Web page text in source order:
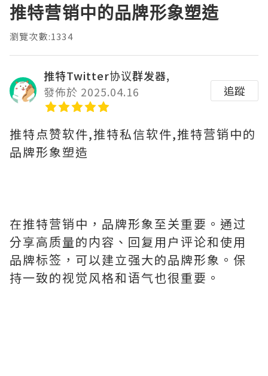
推特营销中的品牌形象塑造
瀏覽次數:1334
推特Twitter协议群发器,
發佈於 2025.04.16
追蹤
推特点赞软件,推特私信软件,推特营销中的
品牌形象塑造
在推特营销中，品牌形象至关重要。通过
分享高质量的内容、回复用户评论和使用
品牌标签，可以建立强大的品牌形象。保
持一致的视觉风格和语气也很重要。